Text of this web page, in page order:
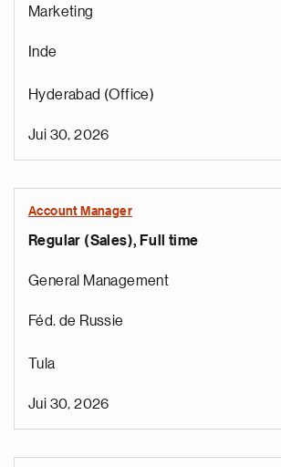
Marketing
Inde
Hyderabad (Office)
Jui 30, 2026
Account Manager
Regular (Sales), Full time
General Management
Féd. de Russie
Tula
Jui 30, 2026